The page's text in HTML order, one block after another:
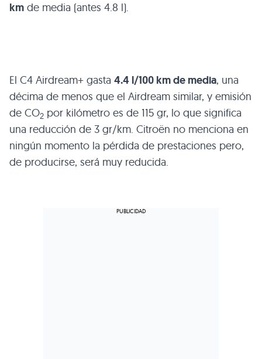
km de media (antes 4.8 l).
El C4 Airdream+ gasta 4.4 l/100 km de media, una
décima de menos que el Airdream similar, y emisión
de CO2 por kilómetro es de 115 gr, lo que significa
una reducción de 3 gr/km. Citroën no menciona en
ningún momento la pérdida de prestaciones pero,
de producirse, será muy reducida.